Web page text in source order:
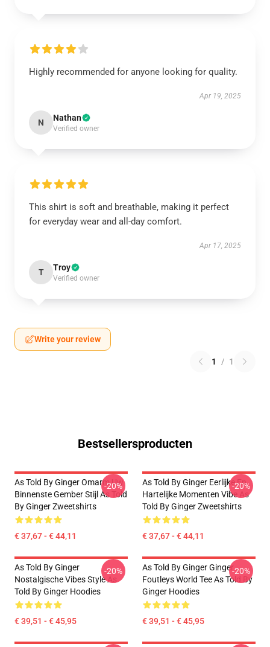
Highly recommended for anyone looking for quality.
Apr 19, 2025
N Nathan
Verified owner
This shirt is soft and breathable, making it perfect
for everyday wear and all-day comfort.
Apr 17, 2025
T Troy
Verified owner
Write your review
1 / 1
Bestsellersproducten
As Told By Ginger Omarm Uw
Binnenste Gember Stijl As Told
By Ginger Zweetshirts
€ 37,67 - € 44,11
-20%
As Told By Ginger Eerlijke En
Hartelijke Momenten Vibe As
Told By Ginger Zweetshirts
€ 37,67 - € 44,11
-20%
As Told By Ginger
Nostalgische Vibes Style As
Told By Ginger Hoodies
€ 39,51 - € 45,95
-20%
As Told By Ginger Ginger
Foutleys World Tee As Told By
Ginger Hoodies
€ 39,51 - € 45,95
-20%